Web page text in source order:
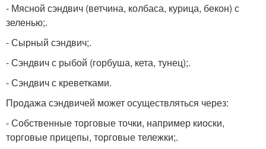
- Мясной сэндвич (ветчина, колбаса, курица, бекон) с
зеленью;.
- Сырный сэндвич;.
- Сэндвич с рыбой (горбуша, кета, тунец);.
- Сэндвич с креветками.
Продажа сэндвичей может осуществляться через:
- Собственные торговые точки, например киоски,
торговые прицепы, торговые тележки;.